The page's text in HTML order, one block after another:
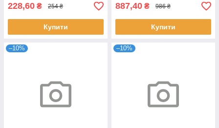
228,60 ₴ 254 ₴
Купити
887,40 ₴ 986 ₴
Купити
–10% –10%